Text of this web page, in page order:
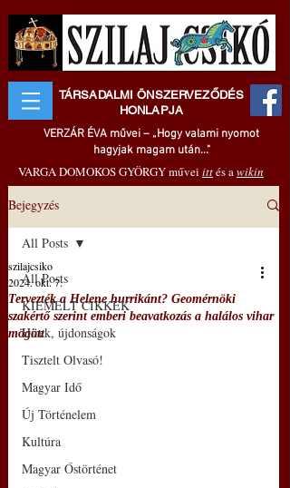
TÁRSADALMI ÖNSZERVEZŐDÉS
HONLAPJA
VERZÁR ÉVA művei – „Hogy valami nyomot
hagyjak magam után..."
VARGA DOMOKOS GYÖRGY művei ittés awikin
Bejegyzés
All Posts
KIEMELT CIKKEK
Hírek, újdonságok
Tisztelt Olvasó!
Magyar Idő
Új Történelem
Kultúra
Magyar Őstörténet
All Posts
Tervezték a Helene hurrikánt? Geomérnöki
szakértő szerint emberi beavatkozás a halálos vihar
mögött
szilajcsiko
2024. okt. 7.